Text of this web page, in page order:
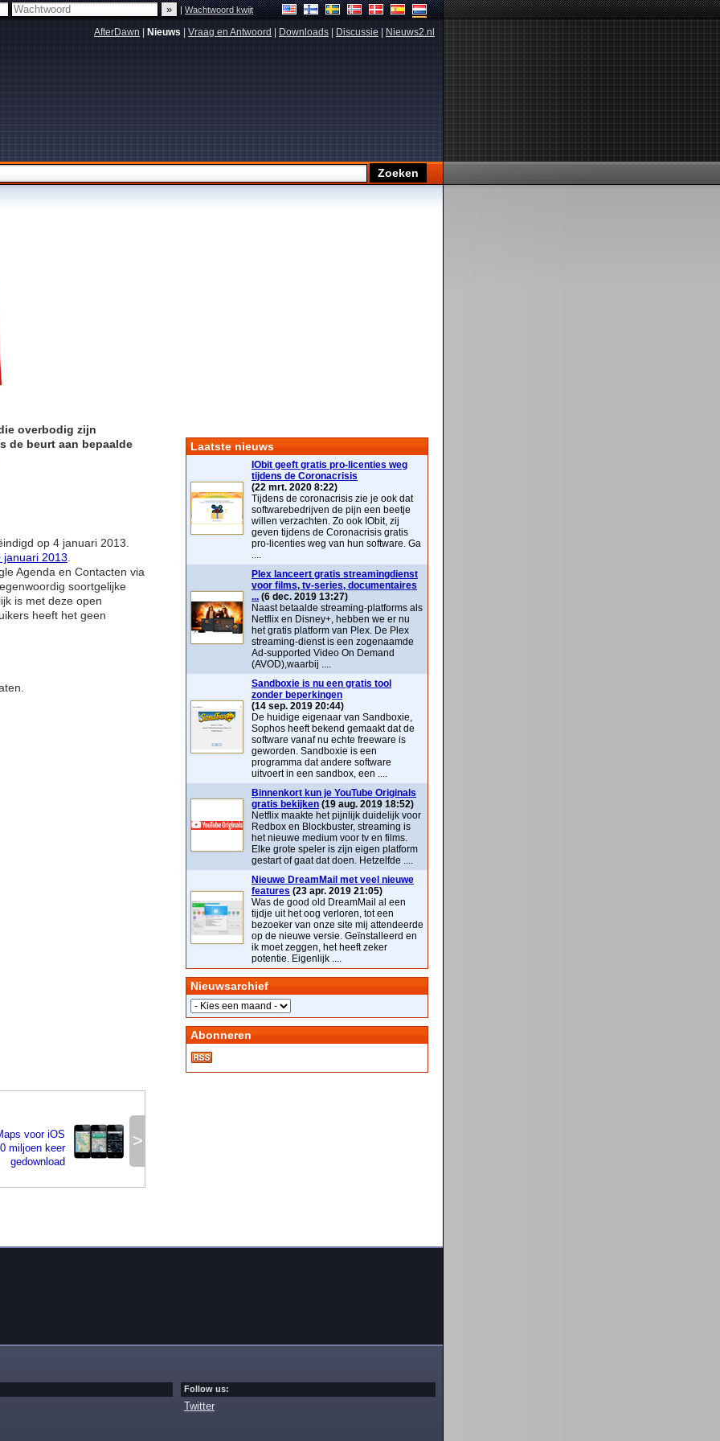
|Wachtwoord kwijt
AfterDawn Nieuws Vraag en Antwoord Downloads Discussie Nieuws2.nl
overbodig zijn
de beurt aan bepaalde
op 4 januari 2013.
januari 2013
Agenda en Contacten via
soortgelijke
is met deze open
heeft het geen
>
voor iOS
miljoen keer
gedownload
Laatste nieuws
IObit geeft gratis pro-licenties weg
tijdens de Coronacrisis
(22 mrt. 2020 8:22)
Tijdens de coronacrisis zie je ook dat
softwarebedrijven de pijn een beetje
willen verzachten. Zo ook IObit, zij
geven tijdens de Coronacrisis gratis
pro-licenties weg van hun software. Ga
....
Plex lanceert gratis streamingdienst
voor films, tv-series, documentaires
... (6 dec. 2019 13:27)
Naast betaalde streaming-platforms als
Netflix en Disney+, hebben we er nu
het gratis platform van Plex. De Plex
streaming-dienst is een zogenaamde
Ad-supported Video On Demand
(AVOD),waarbij ....
Sandboxie is nu een gratis tool
zonder beperkingen
(14 sep. 2019 20:44)
De huidige eigenaar van Sandboxie,
Sophos heeft bekend gemaakt dat de
software vanaf nu echte freeware is
geworden. Sandboxie is een
programma dat andere software
uitvoert in een sandbox, een ....
Binnenkort kun je YouTube Originals
gratis bekijken (19 aug. 2019 18:52)
Netflix maakte het pijnlijk duidelijk voor
Redbox en Blockbuster, streaming is
het nieuwe medium voor tv en films.
Elke grote speler is zijn eigen platform
gestart of gaat dat doen. Hetzelfde ....
Nieuwe DreamMail met veel nieuwe
features (23 apr. 2019 21:05)
Was de good old DreamMail al een
tijdje uit het oog verloren, tot een
bezoeker van onze site mij attendeerde
op de nieuwe versie. Geïnstalleerd en
ik moet zeggen, het heeft zeker
potentie. Eigenlijk ....
Nieuwsarchief
Abonneren
Follow us:
Twitter